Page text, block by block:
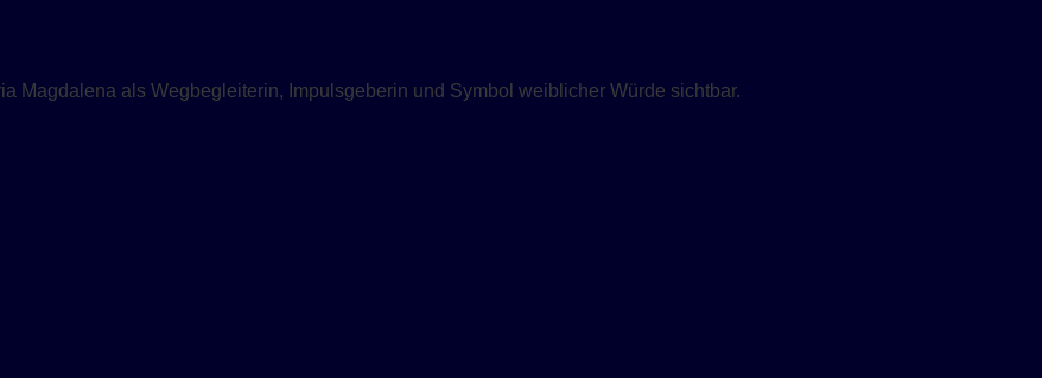
Magdalena als Wegbegleiterin, Impulsgeberin und Symbol weiblicher Würde sichtbar.